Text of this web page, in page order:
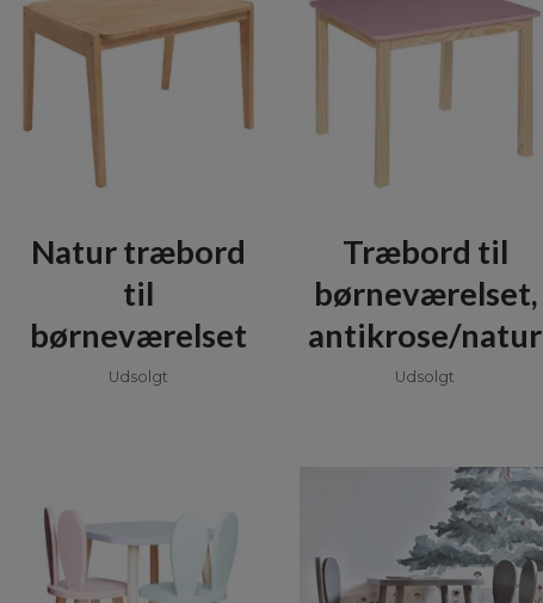
Natur træbord
til
børneværelset
Udsolgt
Træbord til
børneværelset,
antikrose/natur
Udsolgt